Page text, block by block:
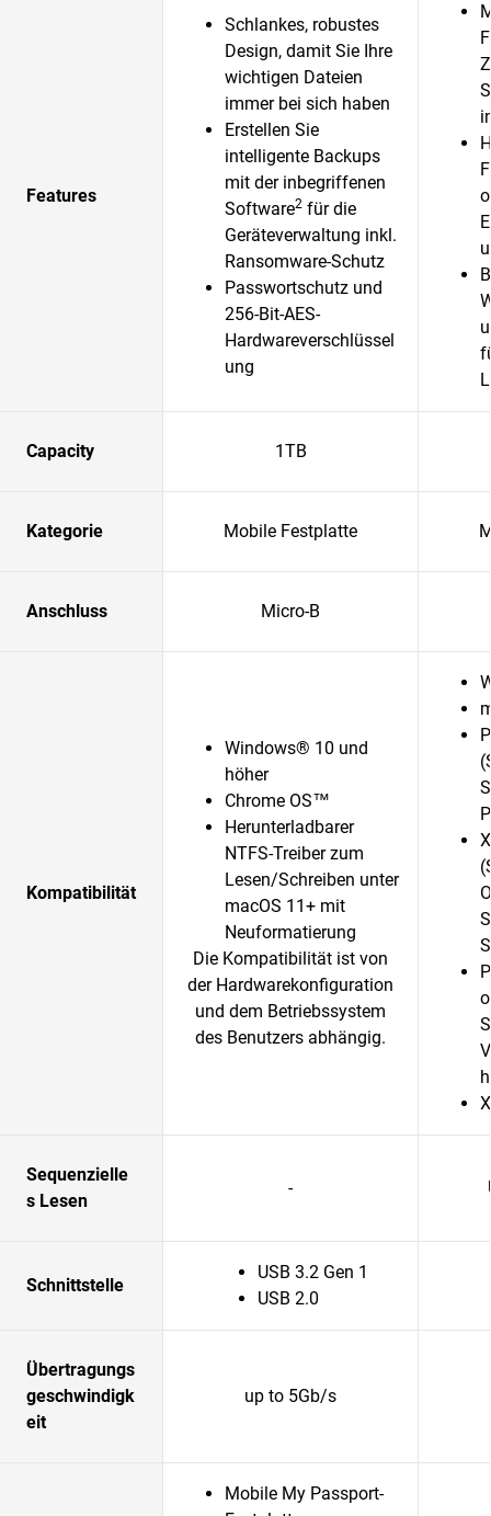
Features
Schlankes, robustes
Design, damit Sie Ihre
wichtigen Dateien
immer bei sich haben
Erstellen Sie
intelligente Backups
mit der inbegriffenen
Software2 für die
Geräteverwaltung inkl.
Ransomware-Schutz
Passwortschutz und
256-Bit-AES-
Hardwareverschlüssel
ung
Capacity 1TB
Kategorie Mobile Festplatte
Anschluss Micro-B
Kompatibilität
Windows® 10 und
höher
Chrome OS™
Herunterladbarer
NTFS-Treiber zum
Lesen/Schreiben unter
macOS 11+ mit
Neuformatierung
Die Kompatibilität ist von
der Hardwarekonfiguration
und dem Betriebssystem
des Benutzers abhängig.
Sequenzielle
s Lesen
-
Schnittstelle
USB 3.2 Gen 1
USB 2.0
Übertragungs
geschwindigk
eit
up to 5Gb/s
Mobile My Passport-